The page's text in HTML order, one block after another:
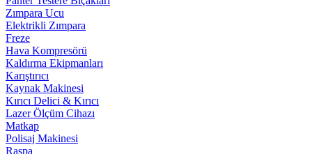
Zımpara Ucu
Elektrikli Zımpara
Freze
Hava Kompresörü
Kaldırma Ekipmanları
Karıştırıcı
Kaynak Makinesi
Kırıcı Delici & Kırıcı
Lazer Ölçüm Cihazı
Matkap
Polisaj Makinesi
Raspa